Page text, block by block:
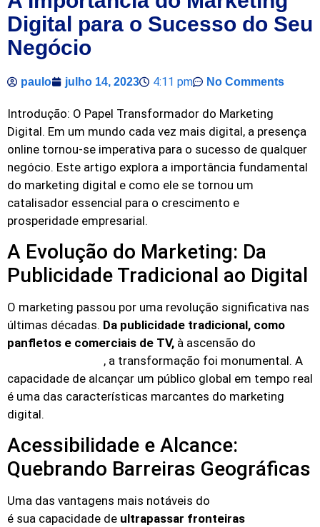
Digital para o Sucesso do Seu
Negócio
paulo julho 14, 2023 4:11 pm No Comments
Introdução: O Papel Transformador do Marketing
Digital. Em um mundo cada vez mais digital, a presença
online tornou-se imperativa para o sucesso de qualquer
negócio. Este artigo explora a importância fundamental
do marketing digital e como ele se tornou um
catalisador essencial para o crescimento e
prosperidade empresarial.
A Evolução do Marketing: Da
Publicidade Tradicional ao Digital
O marketing passou por uma revolução significativa nas
últimas décadas. Da publicidade tradicional, como
panfletos e comerciais de TV, à ascensão do
, a transformação foi monumental. A
capacidade de alcançar um público global em tempo real
é uma das características marcantes do marketing
digital.
Acessibilidade e Alcance:
Quebrando Barreiras Geográficas
Uma das vantagens mais notáveis do
é sua capacidade de ultrapassar fronteiras